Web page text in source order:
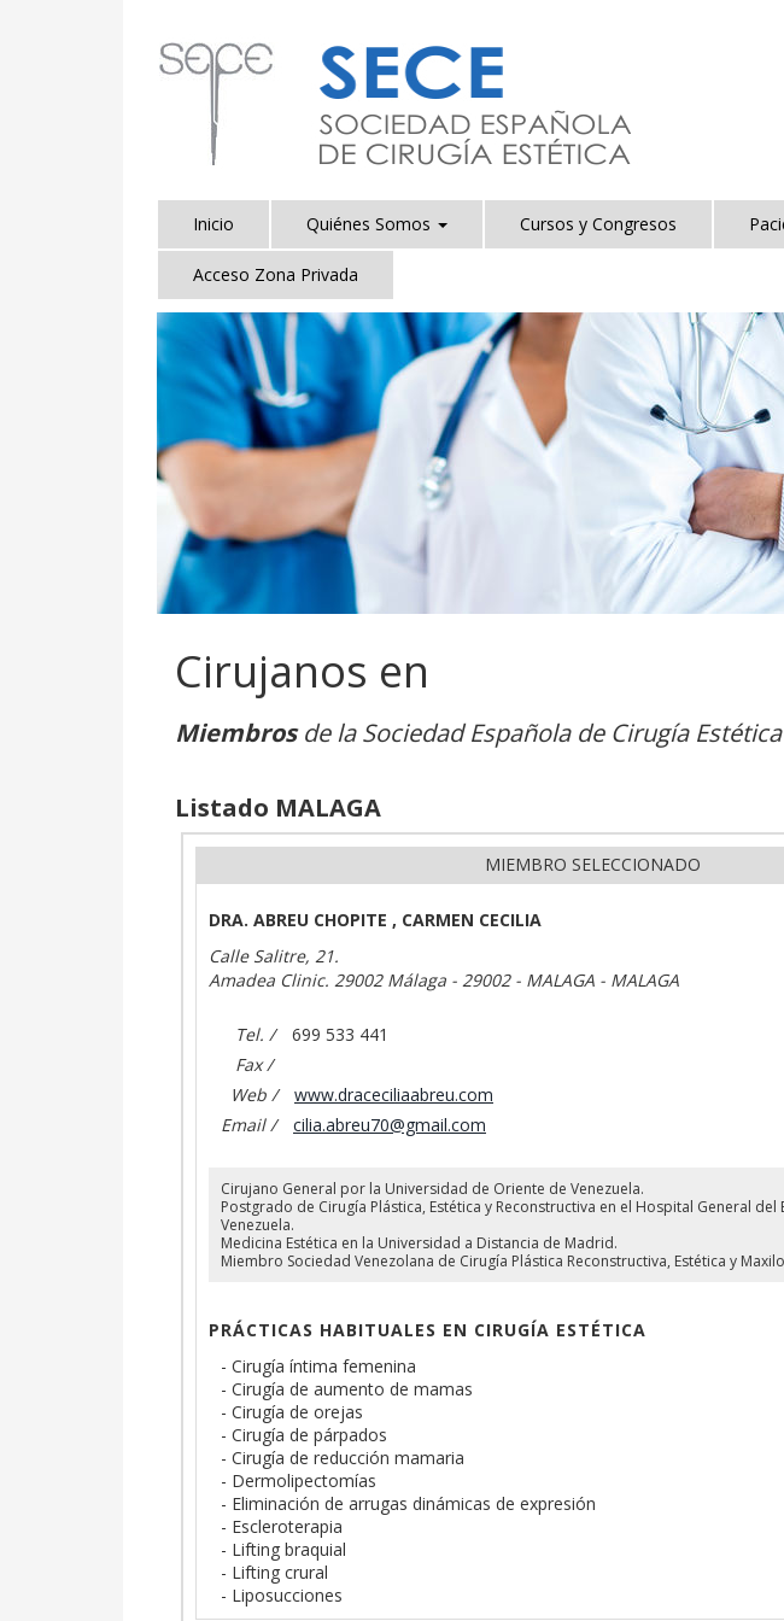
Inicio Quiénes Somos Cursos y Congresos
Acceso Zona Privada
Cirujanos en
Miembrosde la Sociedad Española de Cirugía Estética
Listado MALAGA
MIEMBRO SELECCIONADO
DRA. ABREU CHOPITE , CARMEN CECILIA
Calle Salitre, 21.
Amadea Clinic. 29002 Málaga - 29002 - MALAGA - MALAGA
Tel. /
699 533 441
Fax /
Web /
www.draceciliaabreu.com
Email /
cilia.abreu70@gmail.com
Cirujano General por la Universidad de Oriente de Venezuela.
Postgrado de Cirugía Plástica, Estética y Reconstructiva en el Hospital General del
Venezuela.
Medicina Estética en la Universidad a Distancia de Madrid.
Miembro Sociedad Venezolana de Cirugía Plástica Reconstructiva, Estética y
PRÁCTICAS HABITUALES EN CIRUGÍA ESTÉTICA
- Cirugía íntima femenina
- Cirugía de aumento de mamas
- Cirugía de orejas
- Cirugía de párpados
- Cirugía de reducción mamaria
- Dermolipectomías
- Eliminación de arrugas dinámicas de expresión
- Escleroterapia
- Lifting braquial
- Lifting crural
- Liposucciones